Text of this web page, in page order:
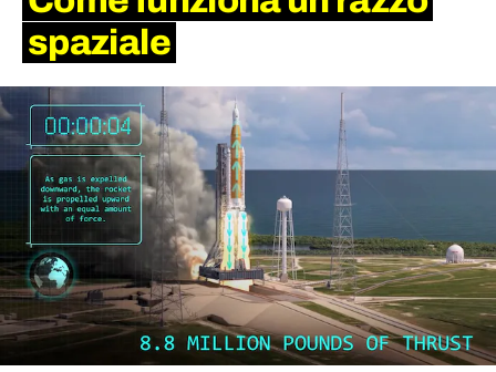
spaziale